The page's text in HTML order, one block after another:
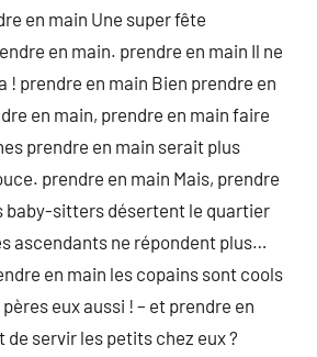
en main Une super fête
en main. prendre en main Il ne
! prendre en main Bien prendre en
en main, prendre en main faire
prendre en main serait plus
prendre en main Mais, prendre
baby-sitters désertent le quartier
ascendants ne répondent plus…
en main les copains sont cools
eux aussi ! – et prendre en
de servir les petits chez eux ?